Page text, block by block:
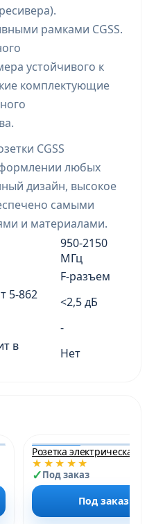
рамками CGSS.
устойчивого к
комплектующие
CGSS
любых
дизайн, высокое
самыми
и материалами.
950-2150
МГц
F-разъем
5-862
<2,5 дБ
-
в
Нет
★★★★★
Под заказ
Под заказ